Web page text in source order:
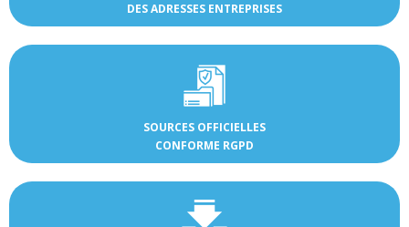
DES ADRESSES ENTREPRISES
SOURCES OFFICIELLES
CONFORME RGPD